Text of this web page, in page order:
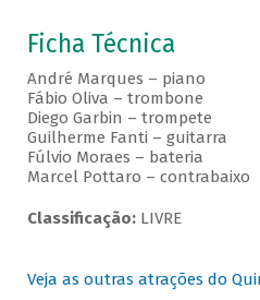
Ficha Técnica
André Marques – piano
Fábio Oliva – trombone
Diego Garbin – trompete
Guilherme Fanti – guitarra
Fúlvio Moraes – bateria
Marcel Pottaro – contrabaixo
Classificação: LIVRE
Veja as outras atrações do